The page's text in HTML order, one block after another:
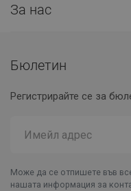
За нас
Бюлетин
Регистрирайте се за
Може да се отпишете във
нашата информация за